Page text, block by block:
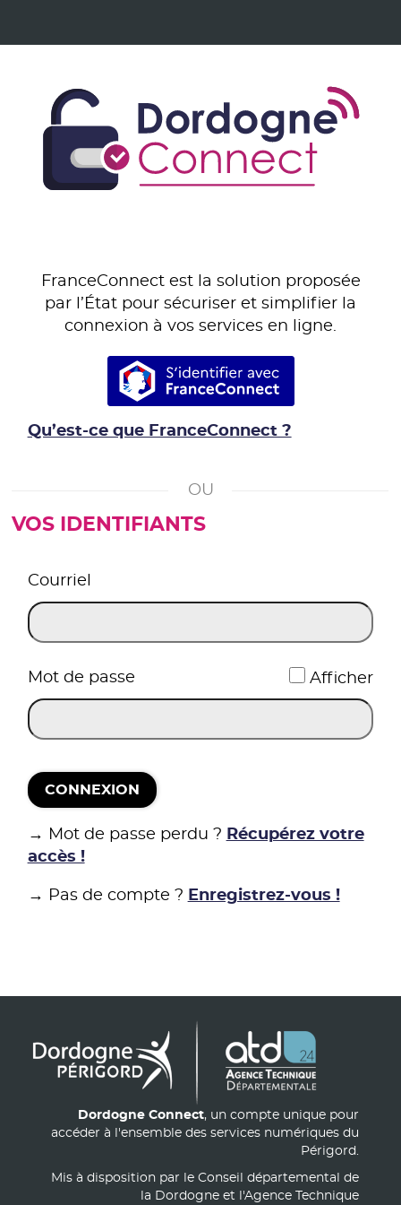
FranceConnect est la solution proposée
par l’État pour sécuriser et simplifier la
connexion à vos services en ligne.
S’identifier avec
Qu’est-ce que FranceConnect ?
VOS IDENTIFIANTS
Courriel
*
Mot de passe Afficher
CONNEXION
→ Mot de passe perdu ? Récupérez votre
accès !
→ Pas de compte ? Enregistrez-vous !
Dordogne Connect, un compte unique pour
accéder à l'ensemble des services numériques du
Périgord.
Mis à disposition par le Conseil départemental de
la Dordogne et l'Agence Technique